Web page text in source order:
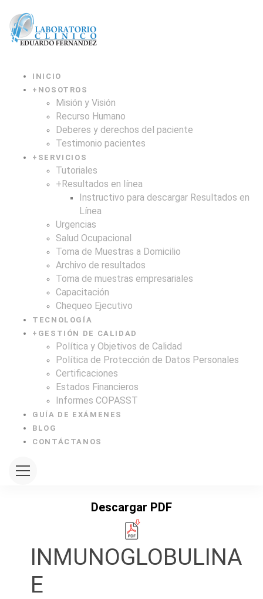
INICIO
+ NOSOTROS
Misión y Visión
Recurso Humano
Deberes y derechos del paciente
Testimonio pacientes
+ SERVICIOS
Tutoriales
+Resultados en línea
Instructivo para descargar Resultados en
Línea
Urgencias
Salud Ocupacional
Toma de Muestras a Domicilio
Archivo de resultados
Toma de muestras empresariales
Capacitación
Chequeo Ejecutivo
TECNOLOGÍA
+ GESTIÓN DE CALIDAD
Política y Objetivos de Calidad
Política de Protección de Datos Personales
Certificaciones
Estados Financieros
Informes COPASST
GUÍA DE EXÁMENES
BLOG
CONTÁCTANOS
Descargar PDF
INMUNOGLOBULINA
E